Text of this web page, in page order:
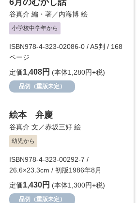
6月のむかし話
谷真介 編・著／内海博 絵
小学校中学年から
ISBN978-4-323-02086-0 / A5判 / 168
ページ
定価1,408円 (本体1,280円+税)
品切（重版未定）
絵本 弁慶
谷真介 文／赤坂三好 絵
幼児から
ISBN978-4-323-00292-7 /
26.6×23.3cm / 初版1986年8月
定価1,430円 (本体1,300円+税)
品切（重版未定）